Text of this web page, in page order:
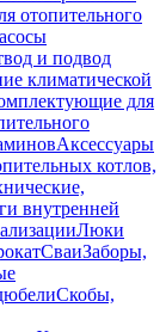
отопительного
и подвод
климатической
для
Аксессуары
котлов,
внутренней
Люки
СваиЗаборы,
Скобы,